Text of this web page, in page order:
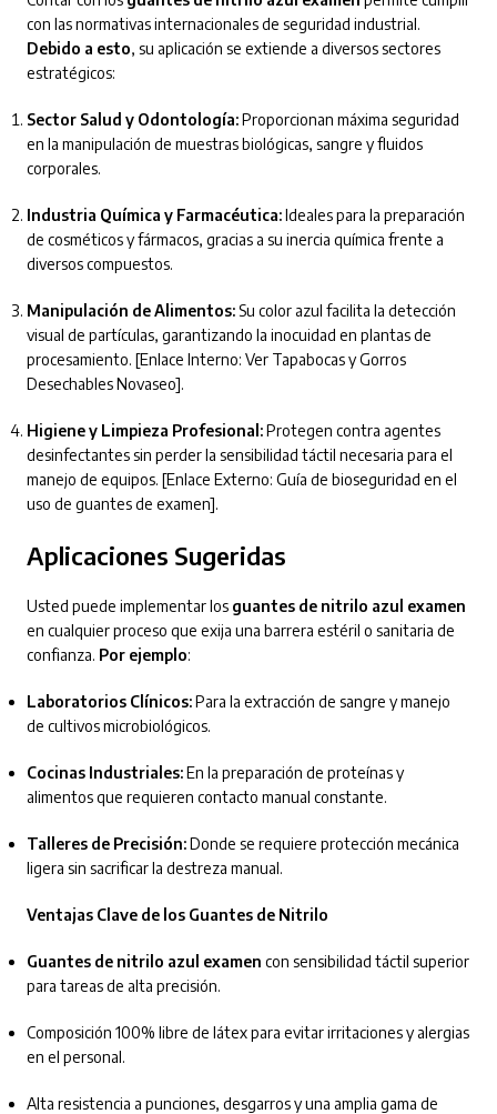
con las normativas internacionales de seguridad industrial.
Debido a esto, su aplicación se extiende a diversos sectores
estratégicos:
Sector Salud y Odontología:Proporcionan máxima seguridad
en la manipulación de muestras biológicas, sangre y fluidos
corporales.
Industria Química y Farmacéutica:Ideales para la preparación
de cosméticos y fármacos, gracias a su inercia química frente a
diversos compuestos.
Manipulación de Alimentos:Su color azul facilita la detección
visual de partículas, garantizando la inocuidad en plantas de
procesamiento. [Enlace Interno: Ver Tapabocas y Gorros
Desechables Novaseo].
Higiene y Limpieza Profesional:Protegen contra agentes
desinfectantes sin perder la sensibilidad táctil necesaria para el
manejo de equipos. [Enlace Externo: Guía de bioseguridad en el
uso de guantes de examen].
Aplicaciones Sugeridas
Usted puede implementar los guantes de nitrilo azul examen
en cualquier proceso que exija una barrera estéril o sanitaria de
confianza. Por ejemplo:
Laboratorios Clínicos:Para la extracción de sangre y manejo
de cultivos microbiológicos.
Cocinas Industriales:En la preparación de proteínas y
alimentos que requieren contacto manual constante.
Talleres de Precisión:Donde se requiere protección mecánica
ligera sin sacrificar la destreza manual.
Ventajas Clave de los Guantes de Nitrilo
Guantes de nitrilo azul examen con sensibilidad táctil superior
para tareas de alta precisión.
Composición 100% libre de látex para evitar irritaciones y alergias
en el personal.
Alta resistencia a punciones, desgarros y una amplia gama de